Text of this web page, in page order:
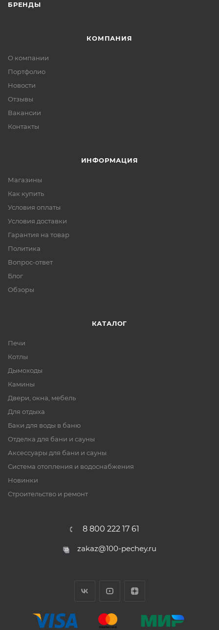
БРЕНДЫ
КОМПАНИЯ
О компании
Портфолио
Новости
Отзывы
Вакансии
Контакты
ИНФОРМАЦИЯ
Магазины
Как купить
Условия оплаты
Условия доставки
Гарантия на товар
Политика
Вопрос-ответ
Блог
Обзоры
КАТАЛОГ
Печи
Котлы
Дымоходы
Камины
Двери, окна, мебель
Для отдыха
Баки для воды в баню
Отделка для бани и сауны
Аксессуары для бани и сауны
Система отопления и водоснабжения
Новинки
Строительство и ремонт
8 800 222 17 61
zakaz@100-pechey.ru